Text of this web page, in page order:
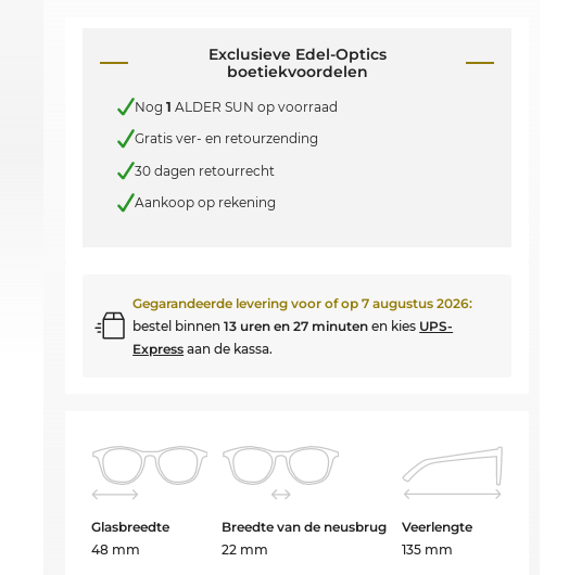
Exclusieve Edel-Optics
boetiekvoordelen
Nog1 ALDER SUN op voorraad
Gratis ver- en retourzending
30 dagen retourrecht
Aankoop op rekening
Gegarandeerde levering voor of op7 augustus 2026:
bestel binnen13 uren en 27 minuten en kies UPS-
Express aan de kassa.
Glasbreedte
48 mm
Breedte van de neusbrug
22 mm
Veerlengte
135 mm